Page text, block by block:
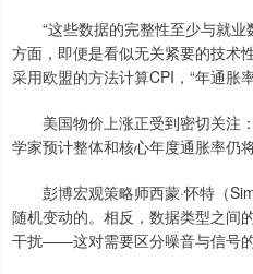
“这些数据的完整性至少与就业
方面，即便是看似无关紧要的技术
采用欧盟的方法计算CPI，“年通胀
美国物价上涨正受到密切关注
学家预计整体和核心年度通胀率仍
彭博宏观策略师西蒙·怀特（
随机变动的。相反，数据类型之间
干扰——这对需要区分噪音与信号